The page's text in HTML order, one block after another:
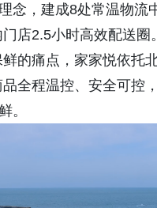
念，建成8处常温物
店2.5小时高效配送圈。
的痛点，家家悦依托
全程温控、安全可控
。